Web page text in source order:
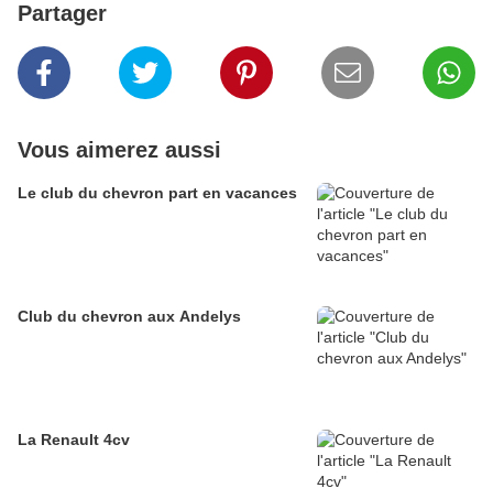
Partager
Vous aimerez aussi
Le club du chevron part en vacances
Club du chevron aux Andelys
La Renault 4cv